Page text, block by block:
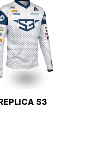
S3